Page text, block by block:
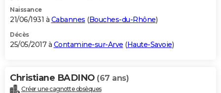
Naissance
21/06/1931 à Cabannes (Bouches-du-Rhône)
Décès
25/05/2017 à Contamine-sur-Arve (Haute-Savoie)
Christiane BADINO (67 ans)
Créer une cagnotte obsèques